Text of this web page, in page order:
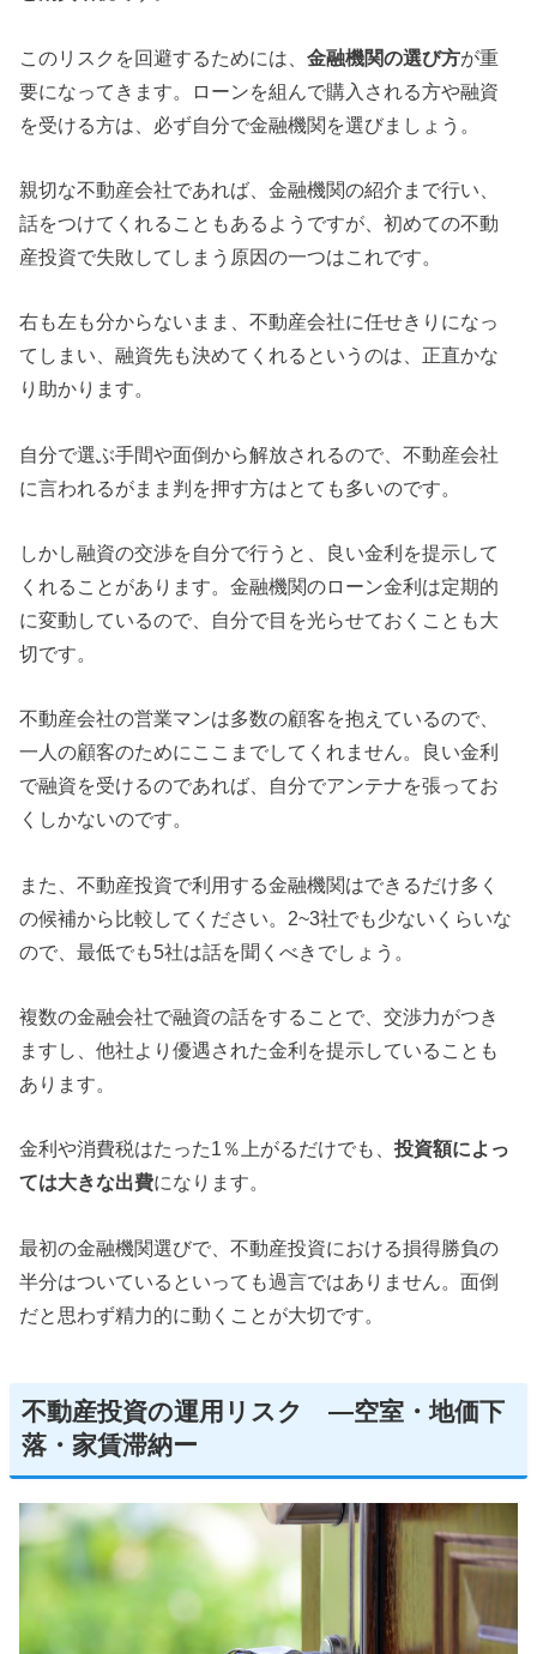
このリスクを回避するためには、金融機関の選び方が重
要になってきます。ローンを組んで購入される方や融資
を受ける方は、必ず自分で金融機関を選びましょう。
親切な不動産会社であれば、金融機関の紹介まで行い、
話をつけてくれることもあるようですが、初めての不動
産投資で失敗してしまう原因の一つはこれです。
右も左も分からないまま、不動産会社に任せきりになっ
てしまい、融資先も決めてくれるというのは、正直かな
り助かります。
自分で選ぶ手間や面倒から解放されるので、不動産会社
に言われるがまま判を押す方はとても多いのです。
しかし融資の交渉を自分で行うと、良い金利を提示して
くれることがあります。金融機関のローン金利は定期的
に変動しているので、自分で目を光らせておくことも大
切です。
不動産会社の営業マンは多数の顧客を抱えているので、
一人の顧客のためにここまでしてくれません。良い金利
で融資を受けるのであれば、自分でアンテナを張ってお
くしかないのです。
また、不動産投資で利用する金融機関はできるだけ多く
の候補から比較してください。2~3社でも少ないくらいな
ので、最低でも5社は話を聞くべきでしょう。
複数の金融会社で融資の話をすることで、交渉力がつき
ますし、他社より優遇された金利を提示していることも
あります。
金利や消費税はたった1％上がるだけでも、投資額によっ
ては大きな出費になります。
最初の金融機関選びで、不動産投資における損得勝負の
半分はついているといっても過言ではありません。面倒
だと思わず精力的に動くことが大切です。
不動産投資の運用リスク —空室・地価下
落・家賃滞納ー